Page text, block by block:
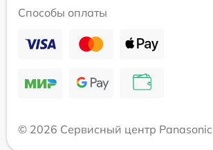
Способы оплаты
© 2026 Сервисный центр Panasonic